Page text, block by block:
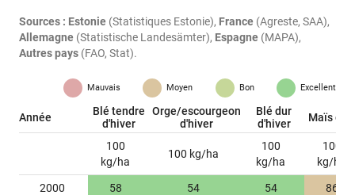
Sources : Estonie (Statistiques Estonie), France (Agreste, SAA),
Allemagne (Statistische Landesämter), Espagne (MAPA),
Autres pays (FAO, Stat).
Mauvais Moyen Bon Excellent
Année
Blé tendre
d'hiver
Orge/escourgeon
d'hiver
Blé dur
d'hiver
Maïs
100
kg/ha
100 kg/ha
100
kg/ha
100
kg/ha
2000 58 54 54 86